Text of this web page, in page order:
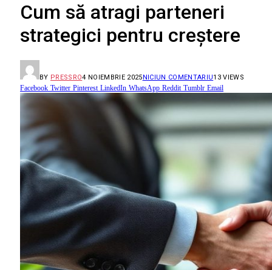
Cum să atragi parteneri
strategici pentru creștere
BY PRESSRO4 NOIEMBRIE 2025NICIUN COMENTARIU13VIEWS
Facebook Twitter Pinterest LinkedIn WhatsApp Reddit Tumblr Email